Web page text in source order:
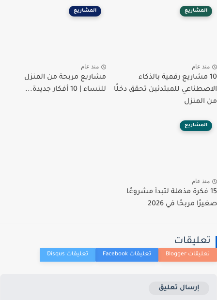
المشاريع
منذ عام
10 مشاريع رقمية بالذكاء
الاصطناعي للمبتدئين تحقق دخلًا
من المنزل
المشاريع
منذ عام
مشاريع مربحة من المنزل
للنساء | 10 أفكار جديدة...
المشاريع
منذ عام
15 فكرة مذهلة لتبدأ مشروعًا
صغيرًا مربحًا في 2026
تعليقات
إرسال تعليق